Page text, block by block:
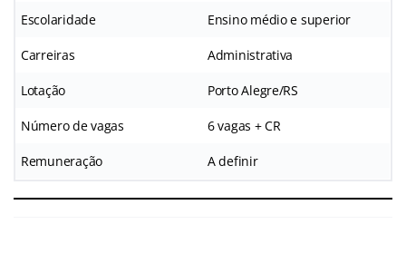
Escolaridade Ensino médio e superior
Carreiras Administrativa
Lotação Porto Alegre/RS
Número de vagas 6 vagas + CR
Remuneração A definir